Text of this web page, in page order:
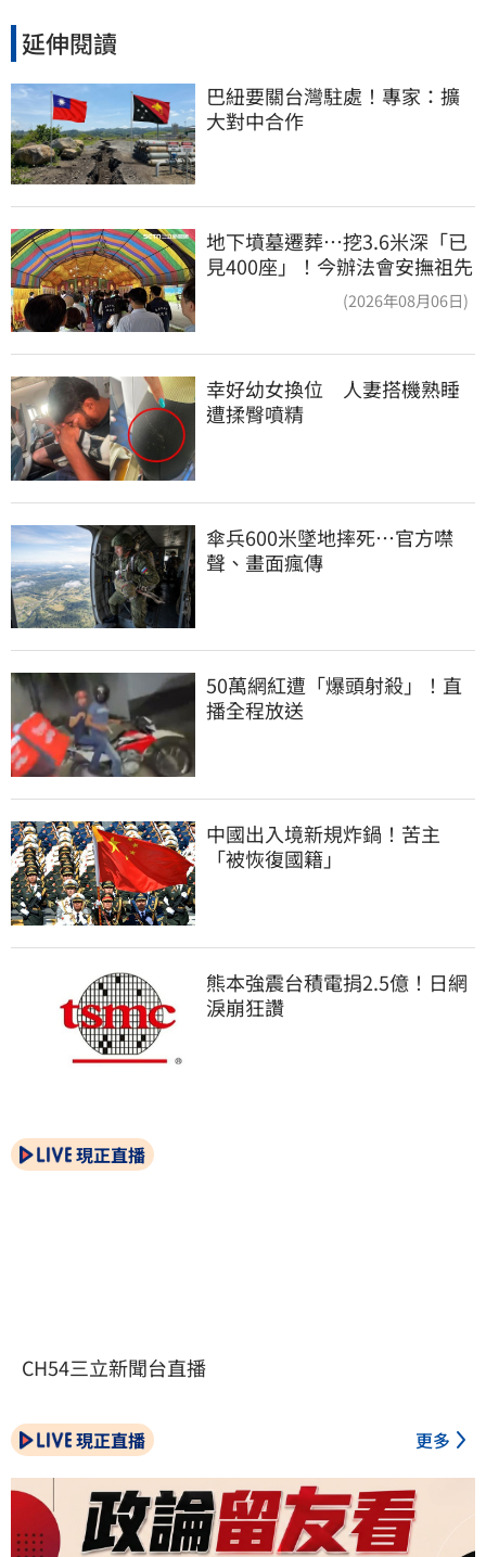
延伸閱讀
巴紐要關台灣駐處！專家：擴
大對中合作
地下墳墓遷葬…挖3.6米深「已
見400座」！今辦法會安撫祖先
(2026年08月06日)
幸好幼女換位　人妻搭機熟睡
遭揉臀噴精
傘兵600米墜地摔死…官方噤
聲、畫面瘋傳
50萬網紅遭「爆頭射殺」！直
播全程放送
中國出入境新規炸鍋！苦主
「被恢復國籍」
熊本強震台積電捐2.5億！日網
淚崩狂讚
現正直播
CH54三立新聞台直播
現正直播 更多